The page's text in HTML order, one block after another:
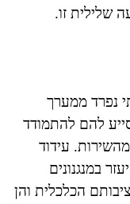
שלילית זו.
נפרד ממערך
להם להתמודד
עידוד
במנגנונים
הכלכלית והן